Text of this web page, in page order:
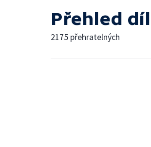
Přehled
2175 přehratelných